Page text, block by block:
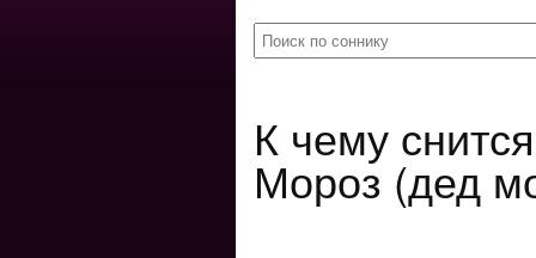
К чему снится Мороз (дед мороз)?
Мороз (дед